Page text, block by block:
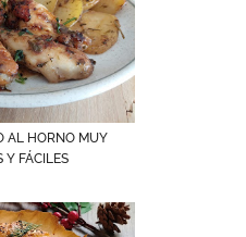
AL HORNO MUY
Y FÁCILES